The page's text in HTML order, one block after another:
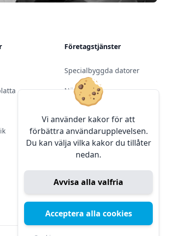
Vi använder kakor för att
förbättra användarupplevelsen.
Du kan välja vilka kakor du tillåter
nedan.
Avvisa alla valfria
Acceptera alla cookies
Företagstjänster
Specialbyggda datorer
Nätverk
Programvara
Server & Backup
Konferens & Public Display
Sälja elektronik